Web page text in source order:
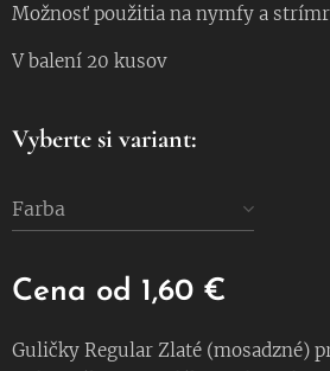
Možnosť použitia na nymfy a
V balení 20 kusov
Vyberte si variant:
Farba
Cena od 1,60 €
Guličky Regular Zlaté (mosadzné)